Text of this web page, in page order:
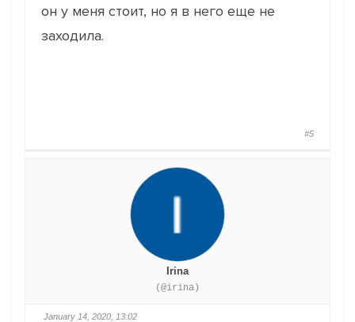
он у меня стоит, но я в него еще не
заходила.
#5
Irina
(@irina)
January 14, 2020, 13:02